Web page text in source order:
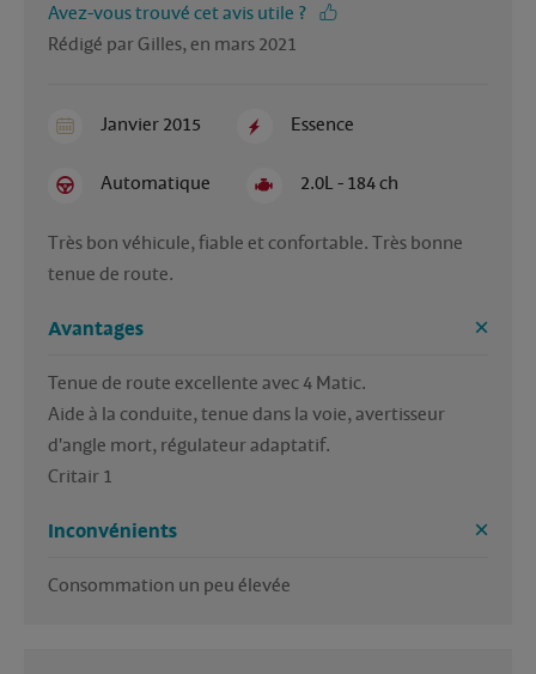
Avez-vous trouvé cet avis utile ?
Rédigé par Gilles, en mars 2021
Janvier 2015 Essence
Automatique 2.0L - 184 ch
Très bon véhicule, fiable et confortable. Très bonne
tenue de route.
Avantages
Tenue de route excellente avec 4 Matic.
Aide à la conduite, tenue dans la voie, avertisseur
d'angle mort, régulateur adaptatif.
Inconvénients
Consommation un peu élevée